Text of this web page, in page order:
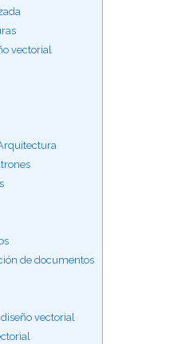
vectorial
de documentos
vectorial